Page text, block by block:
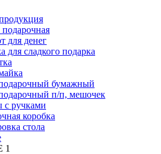
для денег
для сладкого подарка
бумажный
п/п, мешочек
с ручками
коробка
стола
1